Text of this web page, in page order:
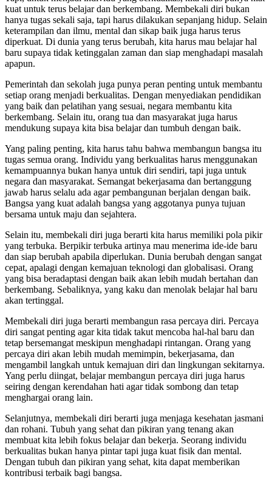
kuat untuk terus belajar dan berkembang. Membekali diri bukan
hanya tugas sekali saja, tapi harus dilakukan sepanjang hidup. Selain
keterampilan dan ilmu, mental dan sikap baik juga harus terus
diperkuat. Di dunia yang terus berubah, kita harus mau belajar hal
baru supaya tidak ketinggalan zaman dan siap menghadapi masalah
apapun.
Pemerintah dan sekolah juga punya peran penting untuk membantu
setiap orang menjadi berkualitas. Dengan menyediakan pendidikan
yang baik dan pelatihan yang sesuai, negara membantu kita
berkembang. Selain itu, orang tua dan masyarakat juga harus
mendukung supaya kita bisa belajar dan tumbuh dengan baik.
Yang paling penting, kita harus tahu bahwa membangun bangsa itu
tugas semua orang. Individu yang berkualitas harus menggunakan
kemampuannya bukan hanya untuk diri sendiri, tapi juga untuk
negara dan masyarakat. Semangat bekerjasama dan bertanggung
jawab harus selalu ada agar pembangunan berjalan dengan baik.
Bangsa yang kuat adalah bangsa yang aggotanya punya tujuan
bersama untuk maju dan sejahtera.
Selain itu, membekali diri juga berarti kita harus memiliki pola pikir
yang terbuka. Berpikir terbuka artinya mau menerima ide-ide baru
dan siap berubah apabila diperlukan. Dunia berubah dengan sangat
cepat, apalagi dengan kemajuan teknologi dan globalisasi. Orang
yang bisa beradaptasi dengan baik akan lebih mudah bertahan dan
berkembang. Sebaliknya, yang kaku dan menolak belajar hal baru
akan tertinggal.
Membekali diri juga berarti membangun rasa percaya diri. Percaya
diri sangat penting agar kita tidak takut mencoba hal-hal baru dan
tetap bersemangat meskipun menghadapi rintangan. Orang yang
percaya diri akan lebih mudah memimpin, bekerjasama, dan
mengambil langkah untuk kemajuan diri dan lingkungan sekitarnya.
Yang perlu diingat, belajar membangun percaya diri juga harus
seiring dengan kerendahan hati agar tidak sombong dan tetap
menghargai orang lain.
Selanjutnya, membekali diri berarti juga menjaga kesehatan jasmani
dan rohani. Tubuh yang sehat dan pikiran yang tenang akan
membuat kita lebih fokus belajar dan bekerja. Seorang individu
berkualitas bukan hanya pintar tapi juga kuat fisik dan mental.
Dengan tubuh dan pikiran yang sehat, kita dapat memberikan
kontribusi terbaik bagi bangsa.